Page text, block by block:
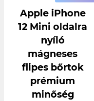
Apple iPhone
12 Mini oldalra
nyíló
mágneses
flipes bőrtok
prémium
minőség